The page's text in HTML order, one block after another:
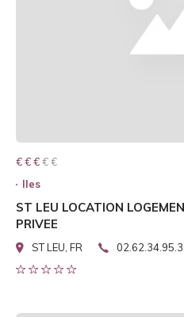
€ € € € €
€ € €
Iles
ST LEU LOCATION
PRIVEE
ST LEU, FR